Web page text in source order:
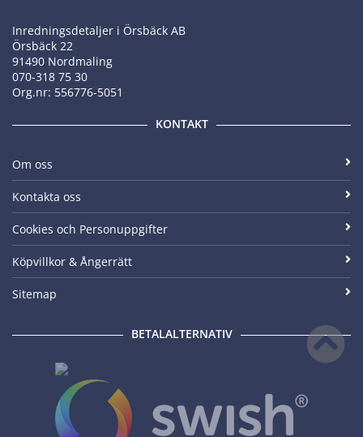
Inredningsdetaljer i Örsbäck AB
Örsbäck 22
91490 Nordmaling
070-318 75 30
Org.nr: 556776-5051
KONTAKT
Om oss
Kontakta oss
Cookies och Personuppgifter
Köpvillkor & Ångerrätt
Sitemap
BETALALTERNATIV